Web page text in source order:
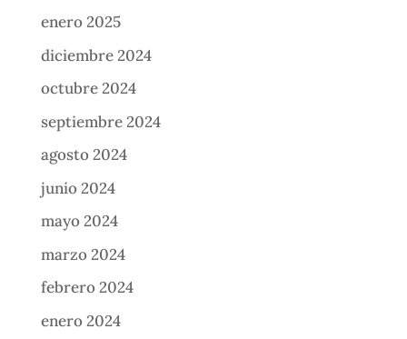
enero 2025
diciembre 2024
octubre 2024
septiembre 2024
agosto 2024
junio 2024
mayo 2024
marzo 2024
febrero 2024
enero 2024